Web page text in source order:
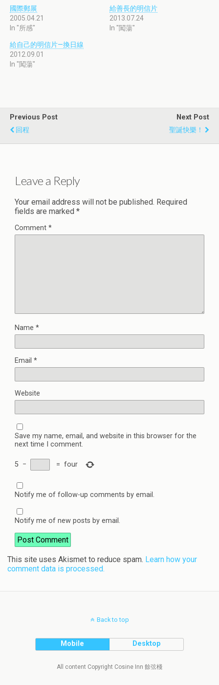
國際郵展
2005.04.21
In "所感"
給善長的明信片
2013.07.24
In "闖蕩"
給自己的明信片—換日線
2012.09.01
In "闖蕩"
Previous Post
回程
Next Post
聖誕快樂！
Leave a Reply
Your email address will not be published. Required
fields are marked *
Comment *
Name *
Email *
Website
Save my name, email, and website in this browser for the
next time I comment.
5 − = four
Notify me of follow-up comments by email.
Notify me of new posts by email.
This site uses Akismet to reduce spam. Learn how your
comment data is processed.
Back to top
Mobile Desktop
All content Copyright Cosine Inn 餘弦棧